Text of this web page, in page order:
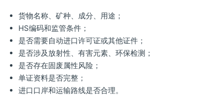
货物名称、矿种、成分、用途；
HS编码和监管条件；
是否需要自动进口许可证或其他证件；
是否涉及放射性、有害元素、环保检测；
是否存在固废属性风险；
单证资料是否完整；
进口口岸和运输路线是否合理。